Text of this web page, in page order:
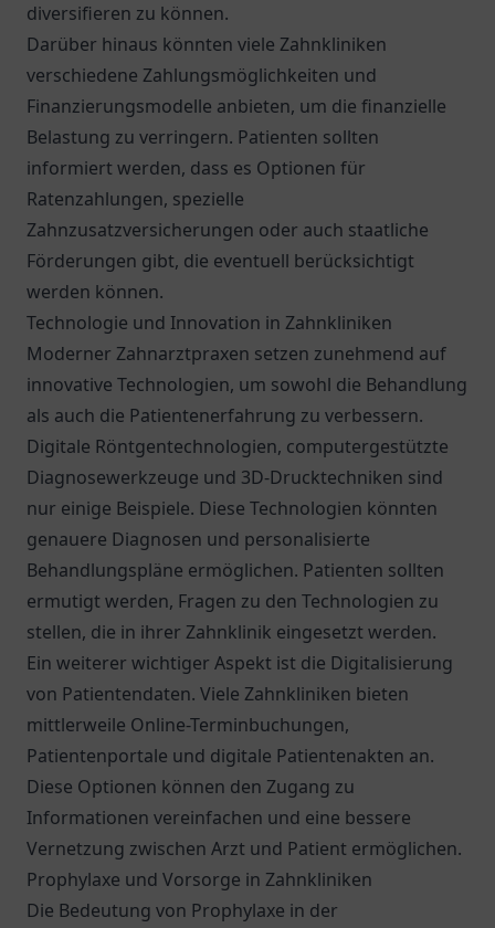
diversifieren zu können.
Darüber hinaus könnten viele Zahnkliniken
verschiedene Zahlungsmöglichkeiten und
Finanzierungsmodelle anbieten, um die finanzielle
Belastung zu verringern. Patienten sollten
informiert werden, dass es Optionen für
Ratenzahlungen, spezielle
Zahnzusatzversicherungen oder auch staatliche
Förderungen gibt, die eventuell berücksichtigt
werden können.
Technologie und Innovation in Zahnkliniken
Moderner Zahnarztpraxen setzen zunehmend auf
innovative Technologien, um sowohl die Behandlung
als auch die Patientenerfahrung zu verbessern.
Digitale Röntgentechnologien, computergestützte
Diagnosewerkzeuge und 3D-Drucktechniken sind
nur einige Beispiele. Diese Technologien könnten
genauere Diagnosen und personalisierte
Behandlungspläne ermöglichen. Patienten sollten
ermutigt werden, Fragen zu den Technologien zu
stellen, die in ihrer Zahnklinik eingesetzt werden.
Ein weiterer wichtiger Aspekt ist die Digitalisierung
von Patientendaten. Viele Zahnkliniken bieten
mittlerweile Online-Terminbuchungen,
Patientenportale und digitale Patientenakten an.
Diese Optionen können den Zugang zu
Informationen vereinfachen und eine bessere
Vernetzung zwischen Arzt und Patient ermöglichen.
Prophylaxe und Vorsorge in Zahnkliniken
Die Bedeutung von Prophylaxe in der